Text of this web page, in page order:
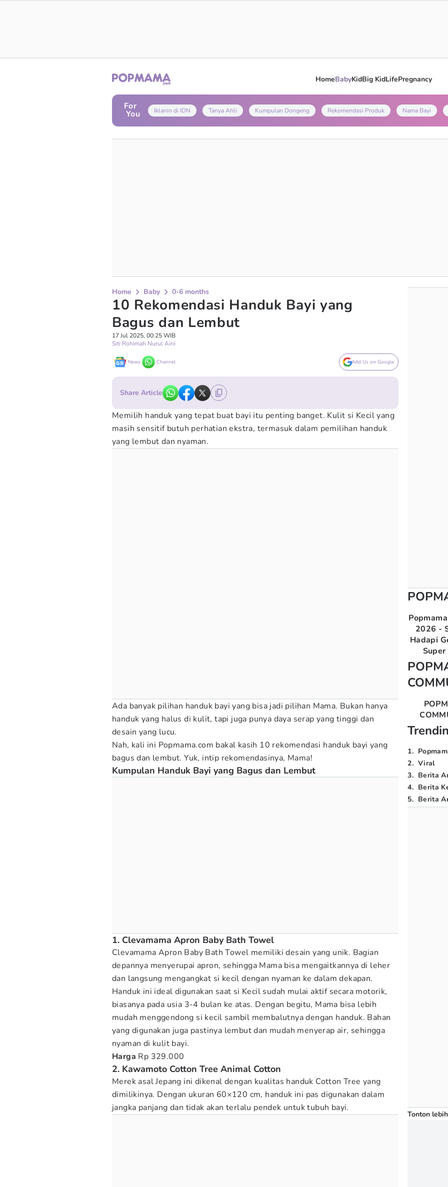
HomeBabyKidBig KidLifePregnancy
For
You Iklanin di IDN Tanya Ahli Kumpulan Dongeng Rekomendasi Produk Nama Bayi
Home Baby 0-6 months
10 Rekomendasi Handuk Bayi yang
Bagus dan Lembut
17 Jul 2025, 00:25 WIB
Siti Rohimah Nurul Aini
News Channel Add Us on Google
Share Article
Memilih handuk yang tepat buat bayi itu penting banget. Kulit si Kecil yang
masih sensitif butuh perhatian ekstra, termasuk dalam pemilihan handuk
yang lembut dan nyaman.
Ada banyak pilihan handuk bayi yang bisa jadi pilihan Mama. Bukan hanya
handuk yang halus di kulit, tapi juga punya daya serap yang tinggi dan
desain yang lucu.
Nah, kali ini Popmama.com bakal kasih 10 rekomendasi handuk bayi yang
bagus dan lembut. Yuk, intip rekomendasinya, Mama!
Kumpulan Handuk Bayi yang Bagus dan Lembut
1. Clevamama Apron Baby Bath Towel
Clevamama Apron Baby Bath Towel memiliki desain yang unik. Bagian
depannya menyerupai apron, sehingga Mama bisa mengaitkannya di leher
dan langsung mengangkat si kecil dengan nyaman ke dalam dekapan.
Handuk ini ideal digunakan saat si Kecil sudah mulai aktif secara motorik,
biasanya pada usia 3-4 bulan ke atas. Dengan begitu, Mama bisa lebih
mudah menggendong si kecil sambil membalutnya dengan handuk. Bahan
yang digunakan juga pastinya lembut dan mudah menyerap air, sehingga
nyaman di kulit bayi.
Harga Rp 329.000
2. Kawamoto Cotton Tree Animal Cotton
Merek asal Jepang ini dikenal dengan kualitas handuk Cotton Tree yang
dimilikinya. Dengan ukuran 60×120 cm, handuk ini pas digunakan dalam
jangka panjang dan tidak akan terlalu pendek untuk tubuh bayi.
2026 -
Hadapi
1.
2. Viral
3. Berita
4. Berita
5. Berita
Tonton